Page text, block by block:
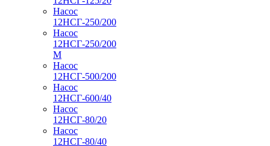
Насос
12НСГ-250/200
Насос
12НСГ-250/200
М
Насос
12НСГ-500/200
Насос
12НСГ-600/40
Насос
12НСГ-80/20
Насос
12НСГ-80/40